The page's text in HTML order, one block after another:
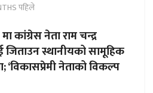
पहिले
कांग्रेस नेता राम चन्द्र
जिताउन स्थानीयको सामूहिक
‘विकासप्रेमी नेताको विकल्प